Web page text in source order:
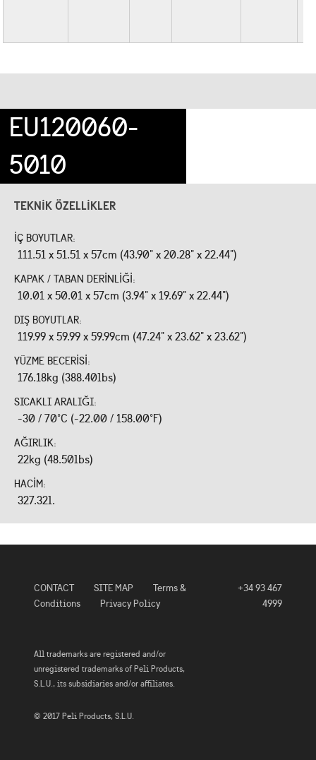
EU120060-
5010
TEKNIK ÖZELLIKLER
İÇ BOYUTLAR:
111.51 x 51.51 x 57cm (43.90" x 20.28" x 22.44")
KAPAK / TABAN DERINLIĞI:
10.01 x 50.01 x 57cm (3.94" x 19.69" x 22.44")
DIŞ BOYUTLAR:
119.99 x 59.99 x 59.99cm (47.24" x 23.62" x 23.62")
YÜZME BECERISI:
176.18kg (388.40lbs)
SICAKLI ARALIĞI:
-30 / 70°C (-22.00 / 158.00°F)
AĞIRLIK:
22kg (48.50lbs)
HACIM:
327.32l.
CONTACT SITE MAP
Terms &
Conditions
Privacy Policy
+34 93 467
4999
All trademarks are registered and/or
unregistered trademarks of Peli Products,
S.L.U., its subsidiaries and/or affiliates.
© 2017 Peli Products, S.L.U.